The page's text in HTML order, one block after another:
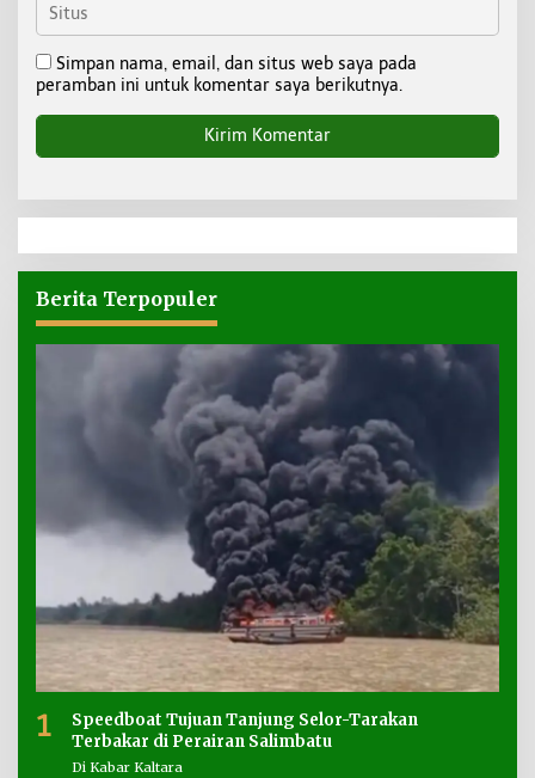
Simpan nama, email, dan situs web saya pada
peramban ini untuk komentar saya berikutnya.
Berita Terpopuler
1
Speedboat Tujuan Tanjung Selor-Tarakan
Terbakar di Perairan Salimbatu
Di Kabar Kaltara